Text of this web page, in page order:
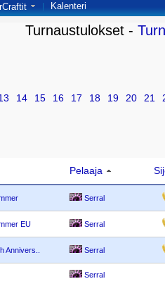
Kalenteri
Turnaustulokset -
14 15 16 17 18 19 20 21
Pelaaja
Serral
EU Serral
Annivers.. Serral
Serral